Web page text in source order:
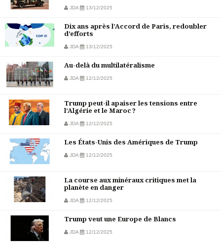
JDA 13/12/2025
Dix ans après l’Accord de Paris, redoubler
d’efforts
JDA 13/12/2025
Au-delà du multilatéralisme
JDA 12/12/2025
Trump peut-il apaiser les tensions entre
l’Algérie et le Maroc ?
JDA 12/12/2025
Les États-Unis des Amériques de Trump
JDA 12/12/2025
La course aux minéraux critiques met la
planète en danger
JDA 12/12/2025
Trump veut une Europe de Blancs
JDA 12/12/2025